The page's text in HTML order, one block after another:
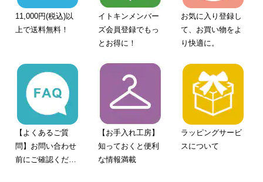
11,000円(税込)以
上で送料無料！
イトキンメンバー
ズ会員登録でもっ
とお得に！
お気に入り登録し
て、お買い物をよ
り快適に。
【よくあるご質
問】お問い合わせ
前にご確認くださ
【お手入れ工房】
知っておくと便利
な情報満載
ラッピングサービ
スについて